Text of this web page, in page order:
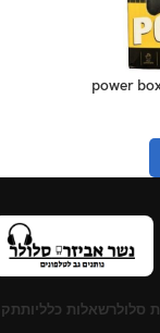
סלולרשאלות כלליות